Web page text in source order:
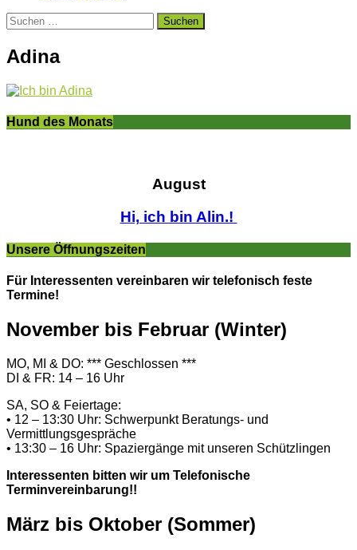
Suchen
nach:
Adina
Hund des Monats
August
Hi, ich bin Alin.!
Unsere Öffnungszeiten
Für Interessenten vereinbaren wir telefonisch feste
Termine!
November bis Februar (Winter)
MO, MI & DO: *** Geschlossen ***
DI & FR: 14 – 16 Uhr
SA, SO & Feiertage:
• 12 – 13:30 Uhr: Schwerpunkt Beratungs- und
Vermittlungsgespräche
• 13:30 – 16 Uhr: Spaziergänge mit unseren Schützlingen
Interessenten bitten wir um Telefonische
Terminvereinbarung!!
März bis Oktober (Sommer)